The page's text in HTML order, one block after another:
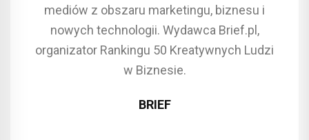
mediów z obszaru marketingu, biznesu i
nowych technologii. Wydawca Brief.pl,
organizator Rankingu 50 Kreatywnych Ludzi
w Biznesie.
BRIEF